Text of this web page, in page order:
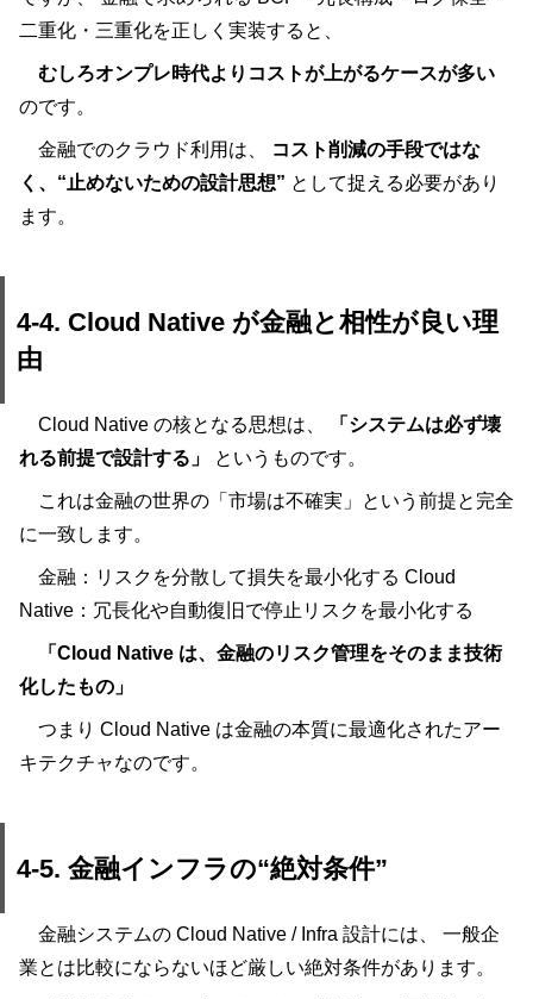
二重化・三重化を正しく実装すると、
むしろオンプレ時代よりコストが上がるケースが多い
のです。
金融でのクラウド利用は、
コスト削減の手段ではな
く、“止めないための設計思想” として捉える必要があり
ます。
4-4. Cloud Native が金融と相性が良い理
由
Cloud Native の核となる思想は、
「システムは必ず壊
れる前提で設計する」
というものです。
これは金融の世界の「市場は不確実」という前提と完全
に一致します。
金融：リスクを分散して損失を最小化する Cloud
Native：冗長化や自動復旧で停止リスクを最小化する
「Cloud Native は、金融のリスク管理をそのまま技術
化したもの」
つまり Cloud Native は金融の本質に最適化されたアー
キテクチャなのです。
4-5. 金融インフラの“絶対条件”
金融システムの Cloud Native / Infra 設計には、 一般企
業とは比較にならないほど厳しい絶対条件があります。